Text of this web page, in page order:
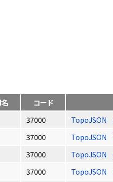
コード
37000 TopoJSON
37000 TopoJSON
37000 TopoJSON
37000 TopoJSON